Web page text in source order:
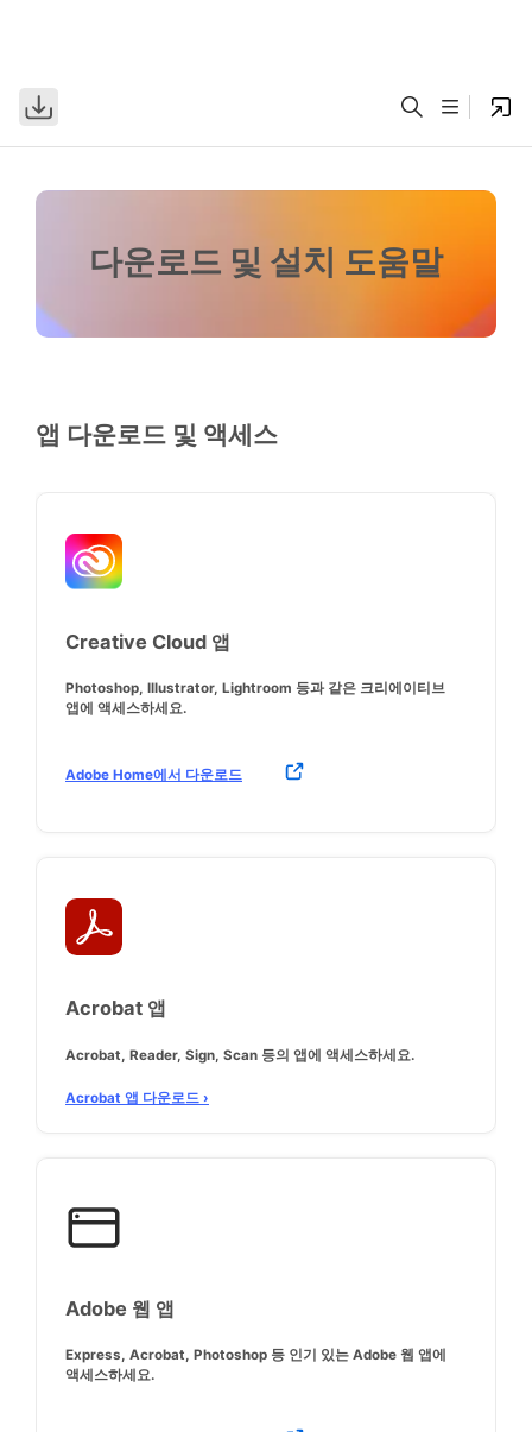
다운로드 및 설치 도움말
앱 다운로드 및 액세스
Creative Cloud 앱
Photoshop, Illustrator, Lightroom 등과 같은 크리에이티브
앱에 액세스하세요.
Adobe Home에서 다운로드
Acrobat 앱
Acrobat, Reader, Sign, Scan 등의 앱에 액세스하세요.
Acrobat 앱 다운로드 ›
Adobe 웹 앱
Express, Acrobat, Photoshop 등 인기 있는 Adobe 웹 앱에
액세스하세요.